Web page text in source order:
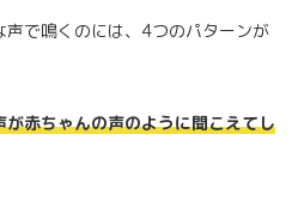
で鳴くのには、4つのパターンが
が赤ちゃんの声のように聞こえてし